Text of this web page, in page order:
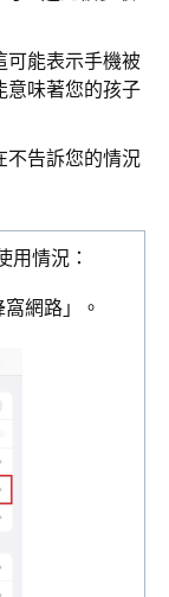
可能表示手機被
意味著您的孩子
不告訴您的情況
情況：
網路」。